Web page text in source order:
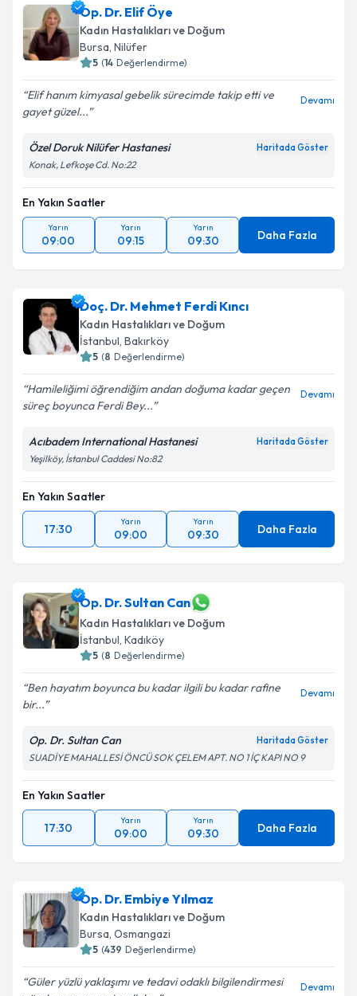
Op. Dr. Elif Öye
Kadın Hastalıkları ve Doğum
Bursa, Nilüfer
5 (14 Değerlendirme)
Elif hanım kimyasal gebelik sürecimde takip etti ve
gayet güzel...
Devamı
Özel Doruk Nilüfer Hastanesi Haritada Göster
Konak, Lefkoşe Cd. No:22
En Yakın Saatler
Yarın
09:00
Yarın
09:15
Yarın
09:30 Daha Fazla
Doç. Dr. Mehmet Ferdi Kıncı
Kadın Hastalıkları ve Doğum
İstanbul, Bakırköy
5 (8 Değerlendirme)
Hamileliğimi öğrendiğim andan doğuma kadar geçen
süreç boyunca Ferdi Bey...
Devamı
Acıbadem International Hastanesi Haritada Göster
Yeşilköy, İstanbul Caddesi No:82
En Yakın Saatler
17:30
Yarın
09:00
Yarın
09:30 Daha Fazla
Op. Dr. Sultan Can
Kadın Hastalıkları ve Doğum
İstanbul, Kadıköy
5 (8 Değerlendirme)
Ben hayatım boyunca bu kadar ilgili bu kadar rafine
bir...
Devamı
Op. Dr. Sultan Can Haritada Göster
SUADİYE MAHALLESİ ÖNCÜ SOK ÇELEM APT. NO 1 İÇ KAPI NO 9
En Yakın Saatler
17:30
Yarın
09:00
Yarın
09:30 Daha Fazla
Op. Dr. Embiye Yılmaz
Kadın Hastalıkları ve Doğum
Bursa, Osmangazi
5 (439 Değerlendirme)
Güler yüzlü yaklaşımı ve tedavi odaklı bilgilendirmesi
Devamı